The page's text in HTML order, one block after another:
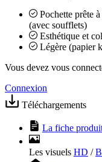
Pochette prête
(avec soufflets)
Esthétique et
Légère (papier
Vous devez vous
Connexion
Téléchargements
La fiche
Les visuels HD /